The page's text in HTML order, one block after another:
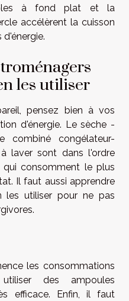
à fond plat et la
accélèrent la cuisson
les utiliser
pensez bien à vos
d'énergie. Le sèche -
combiné congélateur-
laver sont dans l'ordre
qui consomment le plus
Il faut aussi apprendre
utiliser pour ne pas
les consommations
des ampoules
efficace. Enfin, il faut